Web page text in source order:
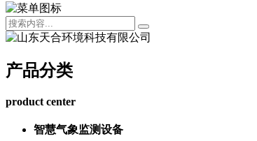
产品分类
product center
智慧气象监测设备